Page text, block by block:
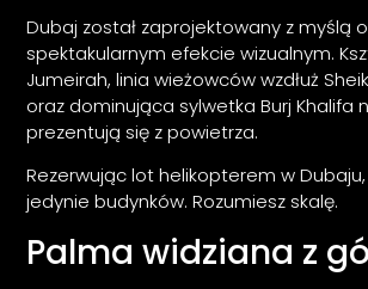
Dubaj został zaprojektowany z myślą o
spektakularnym efekcie wizualnym.
Jumeirah, linia wieżowców wzdłuż
oraz dominująca sylwetka Burj Khalifa
prezentują się z powietrza.
Rezerwując lot helikopterem w
jedynie budynków. Rozumiesz skalę.
Palma widziana z